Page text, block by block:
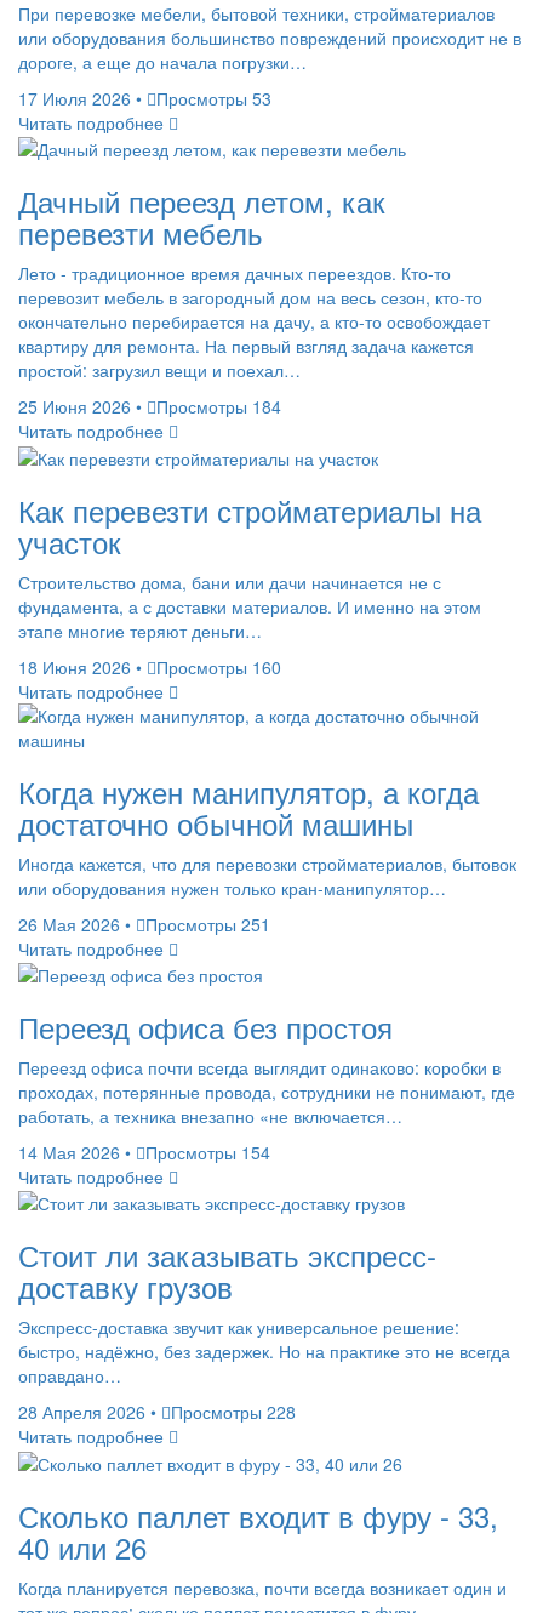
При перевозке мебели, бытовой техники, стройматериалов
или оборудования большинство повреждений происходит не в
дороге, а еще до начала погрузки…
17 Июля 2026 •
Просмотры 53
Читать подробнее
Дачный переезд летом, как
перевезти мебель
Лето - традиционное время дачных переездов. Кто-то
перевозит мебель в загородный дом на весь сезон, кто-то
окончательно перебирается на дачу, а кто-то освобождает
квартиру для ремонта. На первый взгляд задача кажется
простой: загрузил вещи и поехал…
25 Июня 2026 •
Просмотры 184
Читать подробнее
Как перевезти стройматериалы на
участок
Строительство дома, бани или дачи начинается не с
фундамента, а с доставки материалов. И именно на этом
этапе многие теряют деньги…
18 Июня 2026 •
Просмотры 160
Читать подробнее
Когда нужен манипулятор, а когда
достаточно обычной машины
Иногда кажется, что для перевозки стройматериалов, бытовок
или оборудования нужен только кран-манипулятор…
26 Мая 2026 •
Просмотры 251
Читать подробнее
Переезд офиса без простоя
Переезд офиса почти всегда выглядит одинаково: коробки в
проходах, потерянные провода, сотрудники не понимают, где
работать, а техника внезапно «не включается…
14 Мая 2026 •
Просмотры 154
Читать подробнее
Стоит ли заказывать экспресс-
доставку грузов
Экспресс-доставка звучит как универсальное решение:
быстро, надёжно, без задержек. Но на практике это не всегда
оправдано…
28 Апреля 2026 •
Просмотры 228
Читать подробнее
Сколько паллет входит в фуру - 33,
40 или 26
Когда планируется перевозка, почти всегда возникает один и